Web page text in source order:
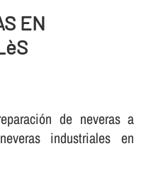
EN
de neveras a
industriales en